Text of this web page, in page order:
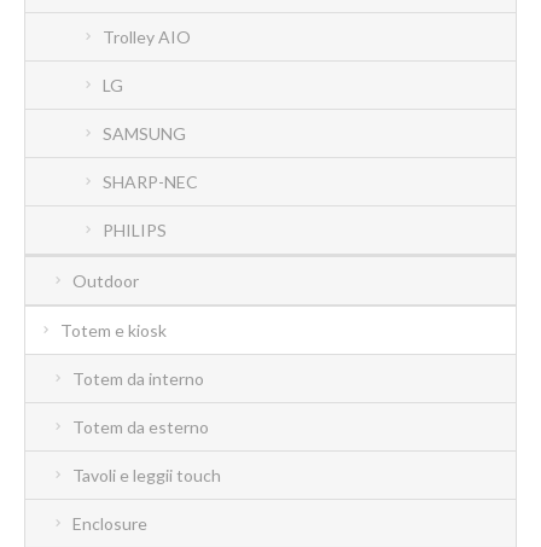
Trolley AIO
LG
SAMSUNG
SHARP-NEC
PHILIPS
Outdoor
Totem e kiosk
Totem da interno
Totem da esterno
Tavoli e leggii touch
Enclosure